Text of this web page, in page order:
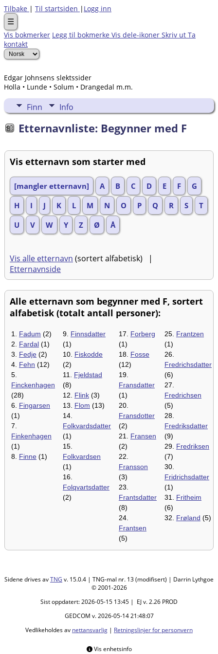
Tilbake | Til startsiden | Logg inn
☰
Vis bokmerker Legg til bokmerke Vis dele-ikoner Skriv ut Ta
kontakt
Edgar Johnsens slektssider
Holla • Lunde • Solum • Drangedal m.m.
Finn Info
Etternavnliste: Begynner med F
Vis etternavn som starter med
[mangler etternavn] A B C D E F
G
H
I J K L M N O P Q R S
T
U
V W Y Z Ø Å
Vis alle etternavn (sortert alfabetisk) |
Etternavnside
Alle etternavn som begynner med F, sortert
alfabetisk (totalt antall personer):
1. Fadum (2)
2. Fardal (1)
3. Fedje (2)
4. Fehn (12)
5.
Finckenhagen
(28)
6. Fingarsen
(1)
7.
Finkenhagen
(1)
8. Finne (1)
9. Finnsdatter
(1)
10. Fiskodde
(2)
11. Fjeldstad
(8)
12. Flink (3)
13. Flom (13)
14.
Folkvardsdatter
(1)
15.
Folkvardsen
(1)
16.
Folqvartsdatter
(2)
17. Forberg
(1)
18. Fosse
(12)
19.
Fransdatter
(1)
20.
Fransdotter
(2)
21. Fransen
(2)
22.
Fransson
(3)
23.
Frantsdatter
(8)
24.
Frantsen
(5)
25. Frantzen
(1)
26.
Fredrichsdatter
(6)
27.
Fredrichsen
(5)
28.
Fredriksdatter
(9)
29. Fredriksen
(7)
30.
Fridrichsdatter
(1)
31. Fritheim
(6)
32. Frøland (5)
Sidene drives avTNG v. 15.0.4 | TNG-mal nr. 13 (modifisert) | Darrin Lythgoe
© 2001-2026
Sist oppdatert: 2026-05-15 13:45 | EJ v. 2.26 PROD
GEDCOM v. 2026-05-14 21:48:07
Vedlikeholdes av nettansvarlig | Retningslinjer for personvern
Vis enhetsinfo